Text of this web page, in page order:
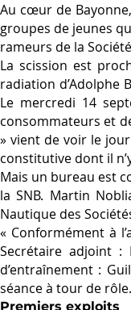
Au cœur de
groupes de jeunes
rameurs de la
La scission est
radiation d’Adolphe
Le mercredi 14
consommateurs et
» vient de voir le
constitutive dont il
Mais un bureau est
la SNB. Martin
Nautique des
« Conformément à
Secrétaire adjoint
d’entraînement :
séance à tour de
Premiers exploits